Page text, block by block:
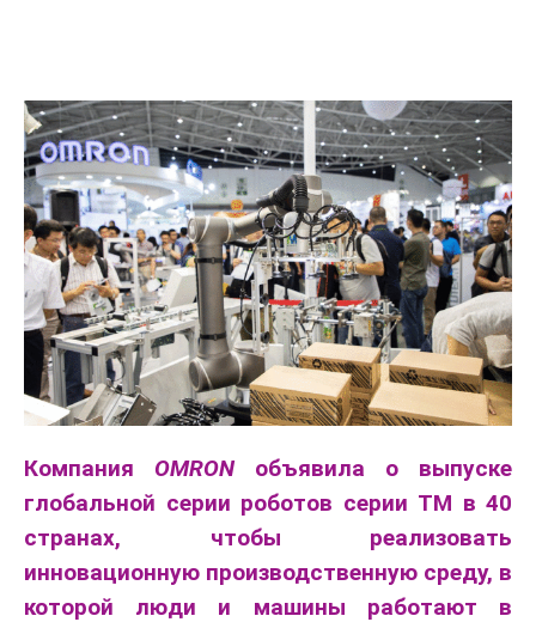
Компания OMRONобъявила о выпуске
глобальной серии роботов серии TM в 40
странах, чтобы реализовать
инновационную производственную среду, в
которой люди и машины работают в